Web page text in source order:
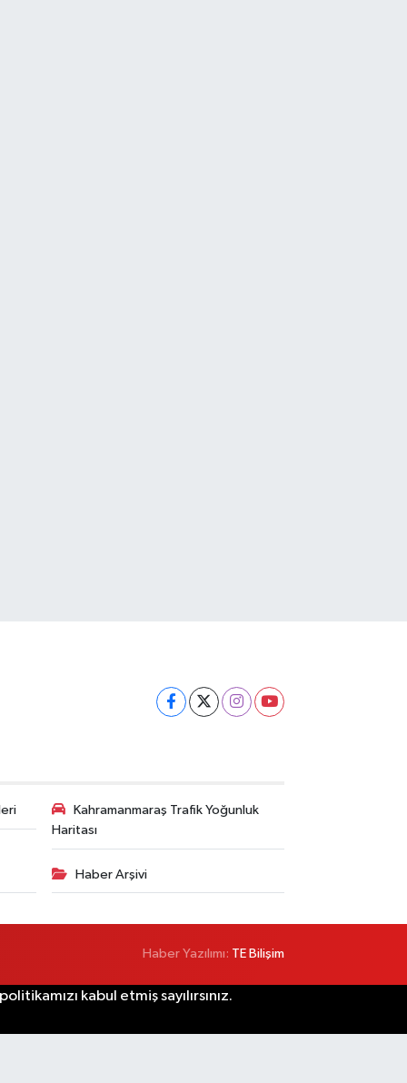
Kahramanmaraş Trafik Yoğunluk
Haritası
Haber Arşivi
Haber Yazılımı: TE Bilişim
kabul etmiş sayılırsınız.